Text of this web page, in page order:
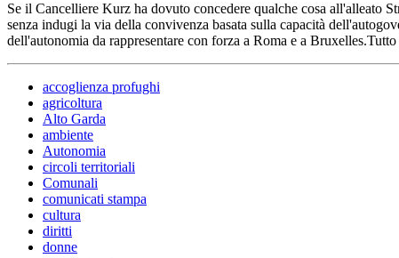
Se il Cancelliere Kurz ha dovuto concedere qualche cosa all'alleato
senza indugi la via della convivenza basata sulla capacità
dell'autonomia da rappresentare con forza a Roma e a
accoglienza profughi
agricoltura
Alto Garda
ambiente
Autonomia
circoli territoriali
Comunali
comunicati stampa
cultura
diritti
donne